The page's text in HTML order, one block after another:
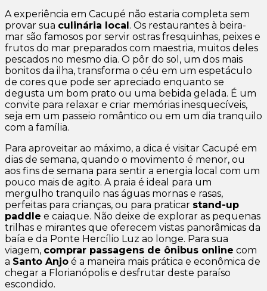
A experiência em Cacupé não estaria completa sem
provar sua culinária local . Os restaurantes à beira-
mar são famosos por servir ostras fresquinhas, peixes e
frutos do mar preparados com maestria, muitos deles
pescados no mesmo dia. O pôr do sol, um dos mais
bonitos da ilha, transforma o céu em um espetáculo
de cores que pode ser apreciado enquanto se
degusta um bom prato ou uma bebida gelada. É um
convite para relaxar e criar memórias inesquecíveis,
seja em um passeio romântico ou em um dia tranquilo
com a família.
Para aproveitar ao máximo, a dica é visitar Cacupé em
dias de semana, quando o movimento é menor, ou
aos fins de semana para sentir a energia local com um
pouco mais de agito. A praia é ideal para um
mergulho tranquilo nas águas mornas e rasas,
perfeitas para crianças, ou para praticar stand-up
paddle e caiaque. Não deixe de explorar as pequenas
trilhas e mirantes que oferecem vistas panorâmicas da
baía e da Ponte Hercílio Luz ao longe. Para sua
viagem, comprar passagens de ônibus online com
a Santo Anjo é a maneira mais prática e econômica de
chegar a Florianópolis e desfrutar deste paraíso
escondido.